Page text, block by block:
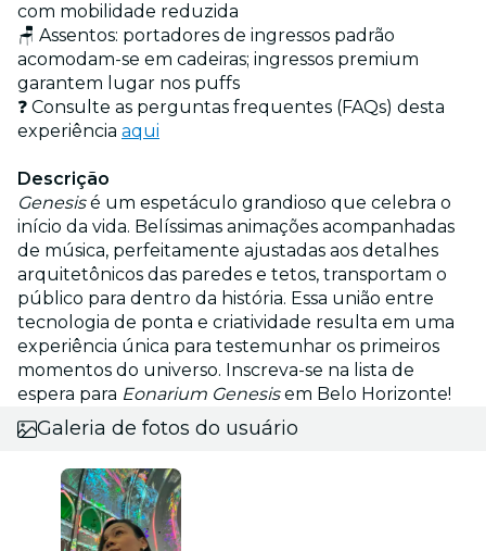
com mobilidade reduzida
🪑 Assentos: portadores de ingressos padrão
acomodam-se em cadeiras; ingressos premium
garantem lugar nos puffs
❓ Consulte as perguntas frequentes (FAQs) desta
experiência aqui
Descrição
Genesisé um espetáculo grandioso que celebra o
início da vida. Belíssimas animações acompanhadas
de música, perfeitamente ajustadas aos detalhes
arquitetônicos das paredes e tetos, transportam o
público para dentro da história. Essa união entre
tecnologia de ponta e criatividade resulta em uma
experiência única para testemunhar os primeiros
momentos do universo. Inscreva-se na lista de
espera para Eonarium Genesisem Belo Horizonte!
Galeria de fotos do usuário